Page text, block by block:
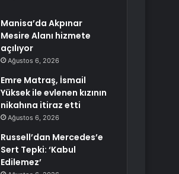
Manisa’da Akpınar
Mesire Alanı hizmete
açılıyor
Ağustos 6, 2026
Emre Matraş, İsmail
Yüksek ile evlenen kızının
nikahına itiraz etti
Ağustos 6, 2026
Russell’dan Mercedes’e
Sert Tepki: ‘Kabul
Edilemez’